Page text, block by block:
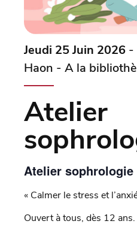
Jeudi 25 Juin 2026 -
Haon - A la
Atelier
Atelier sophrologie
« Calmer le stress et
Ouvert à tous, dès 12 ans.